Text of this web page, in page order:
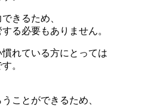
きるため、
る必要もありません。
れている方にとっては
。
ことができるため、